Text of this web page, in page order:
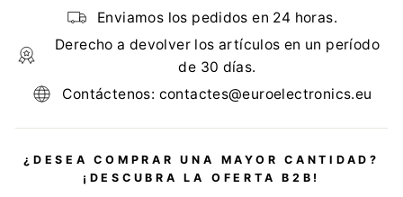
Enviamos los pedidos en 24 horas.
Derecho a devolver los artículos en un período
de 30 días.
Contáctenos: contactes@euroelectronics.eu
¿DESEA COMPRAR UNA MAYOR CANTIDAD?
¡DESCUBRA LA OFERTA B2B!